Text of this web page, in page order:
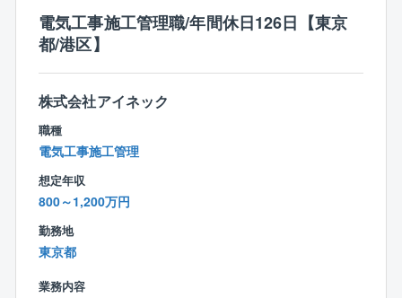
◎急成長中！
株式上場も控える中で様々な部署・役職・ポストが今
後も増えていきます。
従来の型にとらわれない”未来の街づくり提案”を積極的
に行い、大規模プロジェクトを手掛けた実績が豊富な
同社だからこそ初回の訪問から耳を傾けていただきや
すいのも魅力の1つです。
※プロジェクトの一例
・学校、病院、オフィス、街路灯などのLED照明の切
り替え
・EV自動車の充電スタンドやカーシェアリングの拠点
整備
・快適な室内環境を実現しながら、消費エネルギー
・電力等のエネルギーを見える化し分析のもと、最適
な省エネ化の運用
・自家消費型太陽光発電設備の企画、実行 など..
【働き方、就業環境】
工管理は泥臭い」。
そんな誤ったイメージを払拭できるように様々なITツ
ール導入を促進しております。
工事が中心で、中には大手メーカーとの協業案件もあ
り、やりがいとスキルアップができる環境です。
【魅力】
近年注目度の高まる再生エネルギーや、省エネルギー
徐々に担当する施工管理業務の幅を広げながら独り立
ち→将来は施工管理部門の中核としてご活躍いただく
と共に、業務指導や人材育成にも貢献いただきたいと
考えております。
【業務の魅力】
◎社会貢献性
自治体、政府が掲げているカーボンニュートラルに対
する提案や避難所づくり等の一助を担える大変社会貢
◎企業の安定性
官公庁案件のため、景況感に左右されない
電気工事施工管理職/年間休日126日【東京
都/港区】
株式会社アイネック
職種
電気工事施工管理
想定年収
800～1,200万円
勤務地
東京都
業務内容